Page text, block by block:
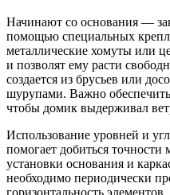
Начинают со основания —
помощью специальных
металлические хомуты или
и позволят ему расти
создается из брусьев или
шурупами. Важно
чтобы домик выдерживал
Использование уровней и
помогает добиться
установки основания и
необходимо периодически
горизонтальность элементов.